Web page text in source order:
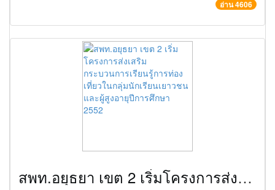
อ่าน 4606
สพท.อยุธยา เขต 2 เริ่มโครงการส่งเสริมกระบวนการเรียนรู้การท่องเที่ยวในกลุ่มนักเรียนเยาวชนและผู้สูงอายุปีการศึกษา 2552